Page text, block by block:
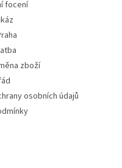
focení
zboží
osobních údajů